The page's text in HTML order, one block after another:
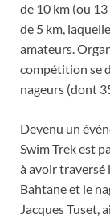
de 10 km (ou
de 5 km,
amateurs.
compétition se
nageurs (dont
Devenu un
Swim Trek est
à avoir traversé
Bahtane et le
Jacques Tuset,